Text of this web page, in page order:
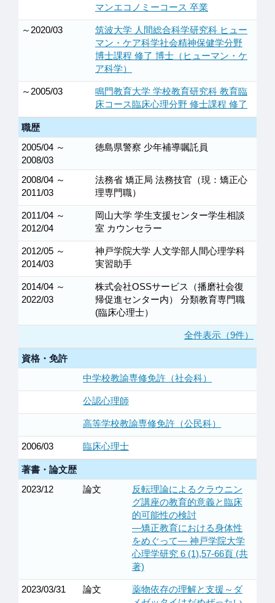
マンエコノミーコース 卒業
～2020/03
筑波大学 人間総合科学研究科 ヒュー
マン・ケア科学社会精神保健学分野
博士課程 修了 博士（ヒューマン・ケ
ア科学）
～2005/03
鳴門教育大学 学校教育研究科 教育臨
床コース臨床心理分野 修士課程 修了
職歴
2005/04 ～
2008/03
徳島県警察 少年補導嘱託員
2008/04 ～
2011/03
法務省 矯正局 法務技官（現：矯正心
理専門職）
2011/04 ～
2012/04
岡山大学 学生支援センター学生相談
室 カウンセラー
2012/05 ～
2014/03
神戸学院大学 人文学部人間心理学科
実習助手
2014/04 ～
2022/03
株式会社OSSサービス（播磨社会復
帰促進センター内） 分類教育専門職
(臨床心理士）
全件表示（9件）
資格・免許
中学校教諭専修免許（社会科）
公認心理師
高等学校教諭専修免許（公民科）
2006/03 臨床心理士
著書・論文歴
2023/12
論文
反転理論によるクラウニン
グ講座の教育的意義と臨床
的可能性の検討
―矯正教育における身体性
をめぐって― 神戸学院大学
心理学研究 6 (1),57-66頁 (共
著)
2023/03/31 論文
薬物依存の理解と支援～ダ